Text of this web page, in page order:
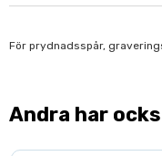
För prydnadsspår,
Andra har